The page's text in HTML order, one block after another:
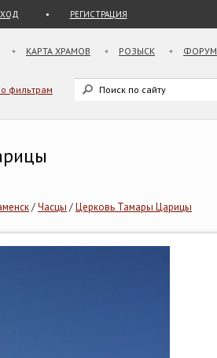
РЕГИСТРАЦИЯ
КАРТА ХРАМОВ РОЗЫСК ФОРУМ
фильтрам
/Часцы /Церковь Тамары Царицы